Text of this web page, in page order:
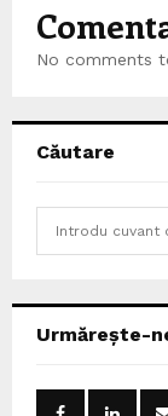
No comments
Căutare
h
Urmărește-